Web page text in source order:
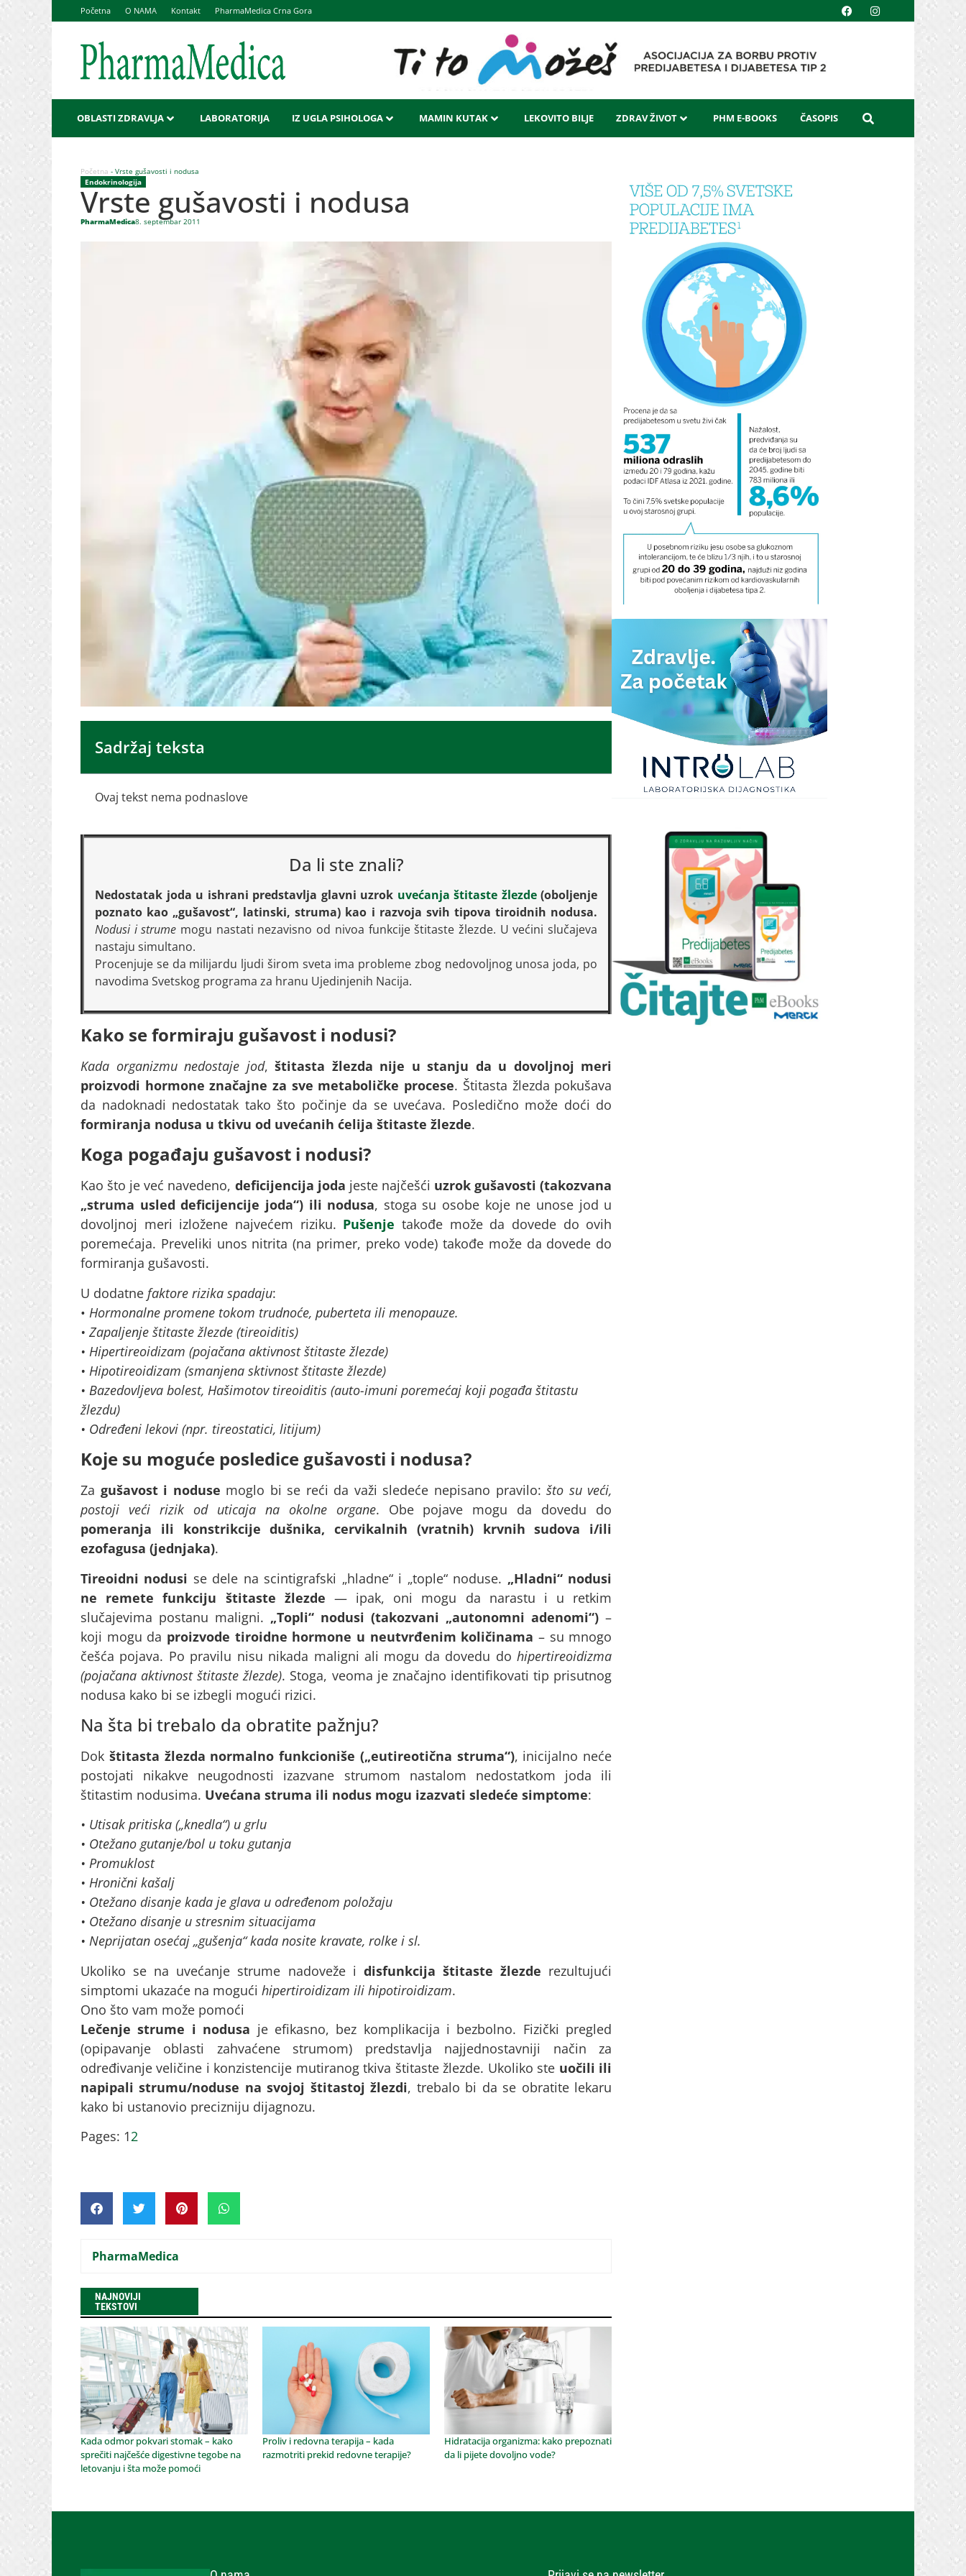
Početna O NAMA Kontakt PharmaMedica Crna Gora
OBLASTI ZDRAVLJA LABORATORIJA IZ UGLA PSIHOLOGA MAMIN KUTAK LEKOVITO BILJE ZDRAV ŽIVOT PHM E-BOOKS ČASOPIS
Početna - Vrste gušavosti i nodusa
Endokrinologija
Vrste gušavosti i nodusa
PharmaMedica8. septembar 2011
Sadržaj teksta
Ovaj tekst nema podnaslove
Da li ste znali?
Nedostatak joda u ishrani predstavlja glavni uzrok uvećanja štitaste žlezde (oboljenje
poznato kao „gušavost“, latinski, struma) kao i razvoja svih tipova tiroidnih nodusa.
Nodusi i strume mogu nastati nezavisno od nivoa funkcije štitaste žlezde. U većini slučajeva
nastaju simultano.
Procenjuje se da milijardu ljudi širom sveta ima probleme zbog nedovoljnog unosa joda, po
navodima Svetskog programa za hranu Ujedinjenih Nacija.
Kako se formiraju gušavost i nodusi?
Kada organizmu nedostaje jod,štitasta žlezda nije u stanju da u dovoljnoj meri
proizvodi hormone značajne za sve metaboličke procese. Štitasta žlezda pokušava
da nadoknadi nedostatak tako što počinje da se uvećava. Posledično može doći do
formiranja nodusa u tkivu od uvećanih ćelija štitaste žlezde.
Koga pogađaju gušavost i nodusi?
Kao što je već navedeno, deficijencija joda jeste najčešći uzrok gušavosti (takozvana
„struma usled deficijencije joda“) ili nodusa, stoga su osobe koje ne unose jod u
dovoljnoj meri izložene najvećem riziku. Pušenje takođe može da dovede do ovih
poremećaja. Preveliki unos nitrita (na primer, preko vode) takođe može da dovede do
formiranja gušavosti.
U dodatne faktore rizika spadaju:
• Hormonalne promene tokom trudnoće, puberteta ili menopauze.
• Zapaljenje štitaste žlezde (tireoiditis)
• Hipertireoidizam (pojačana aktivnost štitaste žlezde)
• Hipotireoidizam (smanjena sktivnost štitaste žlezde)
• Bazedovljeva bolest, Hašimotov tireoiditis (auto-imuni poremećaj koji pogađa štitastu
žlezdu)
• Određeni lekovi (npr. tireostatici, litijum)
Koje su moguće posledice gušavosti i nodusa?
Za gušavost i noduse moglo bi se reći da važi sledeće nepisano pravilo:što su veći,
postoji veći rizik od uticaja na okolne organe. Obe pojave mogu da dovedu do
pomeranja ili konstrikcije dušnika, cervikalnih (vratnih) krvnih sudova i/ili
ezofagusa (jednjaka).
Tireoidni nodusi se dele na scintigrafski „hladne“ i „tople“ noduse. „Hladni“ nodusi
ne remete funkciju štitaste žlezde — ipak, oni mogu da narastu i u retkim
slučajevima postanu maligni. „Topli“ nodusi (takozvani „autonomni adenomi“) –
koji mogu da proizvode tiroidne hormone u neutvrđenim količinama – su mnogo
češća pojava. Po pravilu nisu nikada maligni ali mogu da dovedu dohipertireoidizma
(pojačana aktivnost štitaste žlezde). Stoga, veoma je značajno identifikovati tip prisutnog
nodusa kako bi se izbegli mogući rizici.
Na šta bi trebalo da obratite pažnju?
Dok štitasta žlezda normalno funkcioniše („eutireotična struma“), inicijalno neće
postojati nikakve neugodnosti izazvane strumom nastalom nedostatkom joda ili
štitastim nodusima. Uvećana struma ili nodus mogu izazvati sledeće simptome:
• Utisak pritiska („knedla“) u grlu
• Otežano gutanje/bol u toku gutanja
• Promuklost
• Hronični kašalj
• Otežano disanje kada je glava u određenom položaju
• Otežano disanje u stresnim situacijama
• Neprijatan osećaj „gušenja“ kada nosite kravate, rolke i sl.
Ukoliko se na uvećanje strume nadoveže i disfunkcija štitaste žlezde rezultujući
simptomi ukazaće na mogući hipertiroidizam ili hipotiroidizam.
Ono što vam može pomoći
Lečenje strume i nodusa je efikasno, bez komplikacija i bezbolno. Fizički pregled
(opipavanje oblasti zahvaćene strumom) predstavlja najjednostavniji način za
određivanje veličine i konzistencije mutiranog tkiva štitaste žlezde. Ukoliko ste uočili ili
napipali strumu/noduse na svojoj štitastoj žlezdi, trebalo bi da se obratite lekaru
kako bi ustanovio precizniju dijagnozu.
Pages: 12
PharmaMedica
NAJNOVIJI
TEKSTOVI
Kada odmor pokvari stomak – kako
sprečiti najčešće digestivne tegobe na
letovanju i šta može pomoći
Proliv i redovna terapija – kada
razmotriti prekid redovne terapije?
Hidratacija organizma: kako prepoznati
da li pijete dovoljno vode?